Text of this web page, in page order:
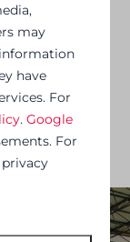
may
have
For
.Google
For